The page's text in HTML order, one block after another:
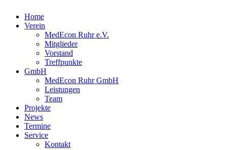
Home
Verein
MedEcon Ruhr e.V.
Mitglieder
Vorstand
Treffpunkte
GmbH
MedEcon Ruhr GmbH
Leistungen
Team
Projekte
News
Termine
Service
Kontakt